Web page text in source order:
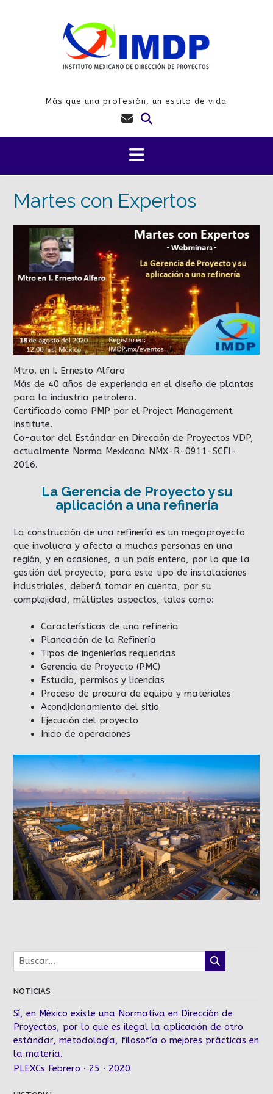
Más que una profesión, un estilo de vida
Martes con Expertos
Mtro. en I. Ernesto Alfaro
Más de 40 años de experiencia en el diseño de plantas
para la industria petrolera.
Certificado como PMP por el Project Management
Institute.
Co-autor del Estándar en Dirección de Proyectos VDP,
actualmente Norma Mexicana NMX-R-0911-SCFI-
2016.
La Gerencia de Proyecto y su
aplicación a una refinería
La construcción de una refinería es un megaproyecto
que involucra y afecta a muchas personas en una
región, y en ocasiones, a un país entero, por lo que la
gestión del proyecto, para este tipo de instalaciones
industriales, deberá tomar en cuenta, por su
complejidad, múltiples aspectos, tales como:
Características de una refinería
Planeación de la Refinería
Tipos de ingenierías requeridas
Gerencia de Proyecto (PMC)
Estudio, permisos y licencias
Proceso de procura de equipo y materiales
Acondicionamiento del sitio
Ejecución del proyecto
Inicio de operaciones
NOTICIAS
Sí, en México existe una Normativa en Dirección de
Proyectos, por lo que es ilegal la aplicación de otro
estándar, metodología, filosofía o mejores prácticas en
la materia.
PLEXCs Febrero · 25 · 2020